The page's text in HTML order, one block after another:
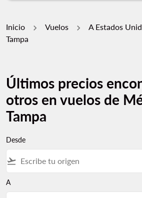
Inicio Vuelos A Estados
Tampa
Últimos precios
otros en vuelos de
Tampa
Desde
flight_takeoff
A